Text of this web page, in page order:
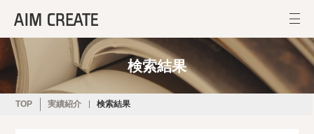
検索結果
TOP 実績紹介 検索結果